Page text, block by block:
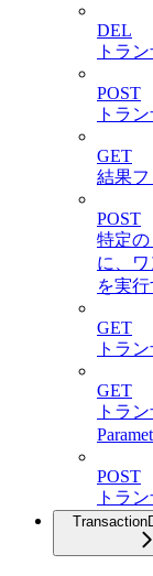
DEL
トラ
POST
トラ
GET
結果
POST
特定
に、
を実
GET
トラ
GET
トラ
POST
トラ